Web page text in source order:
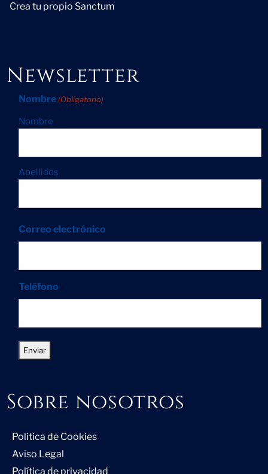
Crea tu propio Sanctum
Newsletter
Nombre (Obligatorio)
Nombre
Apellidos
Correo electrónico
Teléfono
Sobre nosotros
Politica de Cookies
Aviso Legal
Política de privacidad